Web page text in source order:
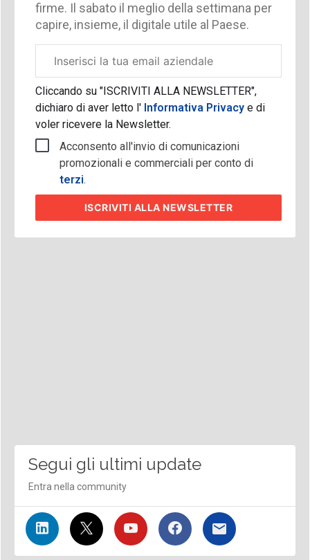
firme. Il sabato il meglio della settimana per
capire, insieme, il digitale utile al Paese.
aziendale
Cliccando su "ISCRIVITI ALLA NEWSLETTER",
dichiaro di aver letto l'Informativa Privacy e di
voler ricevere la Newsletter.
Acconsento all'invio di comunicazioni
promozionali e commerciali per conto di
terzi.
ISCRIVITI ALLA NEWSLETTER
Segui gli ultimi update
Entra nella community